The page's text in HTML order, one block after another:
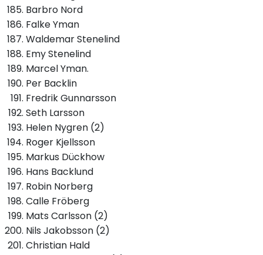
Barbro Nord
Falke Yman
Waldemar Stenelind
Emy Stenelind
Marcel Yman.
Per Backlin
Fredrik Gunnarsson
Seth Larsson
Helen Nygren (2)
Roger Kjellsson
Markus Dückhow
Hans Backlund
Robin Norberg
Calle Fröberg
Mats Carlsson (2)
Nils Jakobsson (2)
Christian Hald